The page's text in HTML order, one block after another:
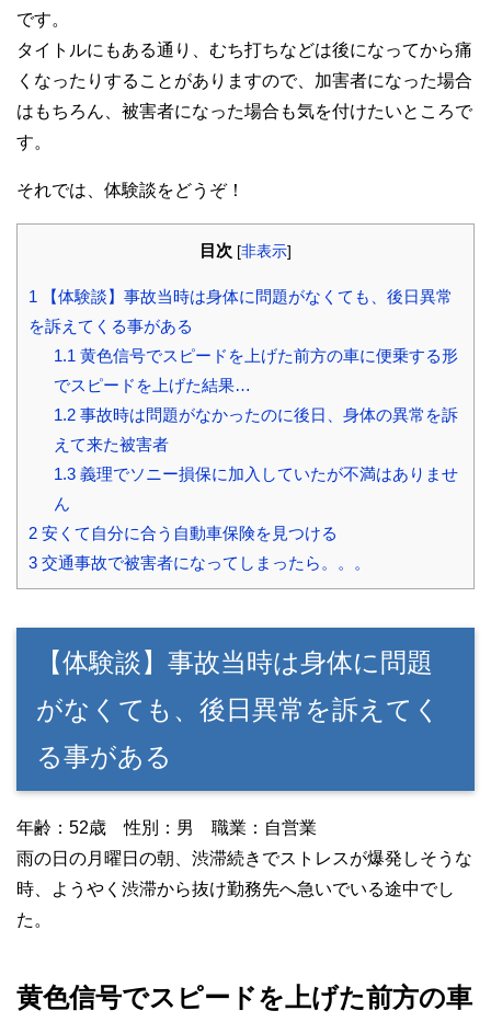
です。
タイトルにもある通り、むち打ちなどは後になってから痛
くなったりすることがありますので、加害者になった場合
はもちろん、被害者になった場合も気を付けたいところで
す。
それでは、体験談をどうぞ！
目次 [非表示]
1 【体験談】事故当時は身体に問題がなくても、後日異常
を訴えてくる事がある
1.1 黄色信号でスピードを上げた前方の車に便乗する形
でスピードを上げた結果…
1.2事故時は問題がなかったのに後日、身体の異常を訴
えて来た被害者
1.3義理でソニー損保に加入していたが不満はありませ
ん
2 安くて自分に合う自動車保険を見つける
3 交通事故で被害者になってしまったら。。。
【体験談】事故当時は身体に問題
がなくても、後日異常を訴えてく
る事がある
年齢：52歳 性別：男 職業：自営業
雨の日の月曜日の朝、渋滞続きでストレスが爆発しそうな
時、ようやく渋滞から抜け勤務先へ急いでいる途中でし
た。
黄色信号でスピードを上げた前方の車